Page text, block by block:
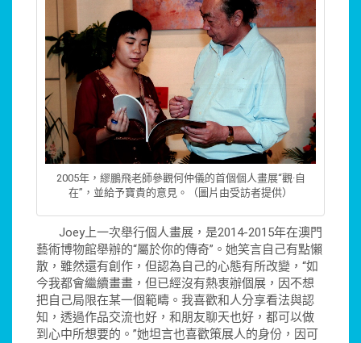
2005年，繆鵬飛老師參觀何仲儀的首個個人畫展“觀·自
在”，並給予寶貴的意見。（圖片由受訪者提供）
Joey上一次舉行個人畫展，是2014-2015年在澳門
藝術博物館舉辦的“屬於你的傳奇”。她笑言自己有點懶
散，雖然還有創作，但認為自己的心態有所改變，“如
今我都會繼續畫畫，但已經沒有熱衷辦個展，因不想
把自己局限在某一個範疇。我喜歡和人分享看法與認
知，透過作品交流也好，和朋友聊天也好，都可以做
到心中所想要的。”她坦言也喜歡策展人的身份，因可